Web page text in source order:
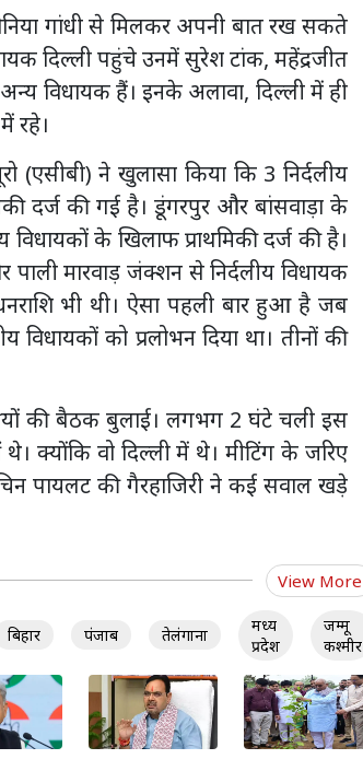
गांधी से मिलकर अपनी बात रख सकते
दिल्ली पहुंचे उनमें सुरेश टांक, महेंद्रजीत
विधायक हैं। इनके अलावा, दिल्ली में ही
रहे।
ने खुलासा किया कि 3 निर्दलीय
दर्ज की गई है। डूंगरपुर और बांसवाड़ा के
के खिलाफ प्राथमिकी दर्ज की है।
मारवाड़ जंक्शन से निर्दलीय विधायक
भी थी। ऐसा पहली बार हुआ है जब
विधायकों को प्रलोभन दिया था। तीनों की
की बैठक बुलाई। लगभग 2 घंटे चली इस
क्योंकि वो दिल्ली में थे। मीटिंग के जरिए
पायलट की गैरहाजिरी ने कई सवाल खड़े
View More
बिहार पंजाब तेलंगाना
मध्य
प्रदेश
जम्मू
कश्मीर